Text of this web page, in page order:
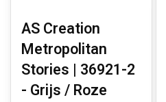
AS Creation
Metropolitan
Stories | 36921-2
- Grijs / Roze